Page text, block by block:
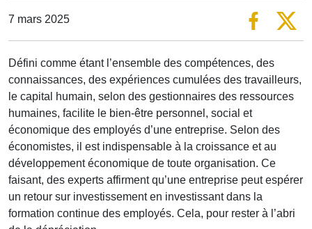
7 mars 2025
Défini comme étant l’ensemble des compétences, des
connaissances, des expériences cumulées des travailleurs,
le capital humain, selon des gestionnaires des ressources
humaines, facilite le bien-être personnel, social et
économique des employés d’une entreprise. Selon des
économistes, il est indispensable à la croissance et au
développement économique de toute organisation. Ce
faisant, des experts affirment qu’une entreprise peut espérer
un retour sur investissement en investissant dans la
formation continue des employés. Cela, pour rester à l’abri